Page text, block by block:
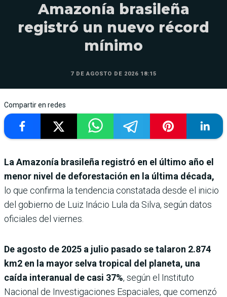
Amazonía brasileña
registró un nuevo récord
mínimo
7 DE AGOSTO DE 2026 18:15
Compartir en redes
La Amazonía brasileña registró en el último año el
menor nivel de deforestación en la última década,
lo que confirma la tendencia constatada desde el inicio
del gobierno de Luiz Inácio Lula da Silva, según datos
oficiales del viernes.
De agosto de 2025 a julio pasado se talaron 2.874
km2 en la mayor selva tropical del planeta, una
caída interanual de casi 37%, según el Instituto
Nacional de Investigaciones Espaciales, que comenzó